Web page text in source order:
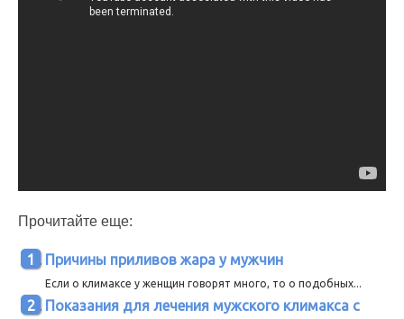
Прочитайте еще:
Причины приливов жара у мужчин
Если о климаксе у женщин говорят много, то о подобных...
Показания для лечения мужского климакса с